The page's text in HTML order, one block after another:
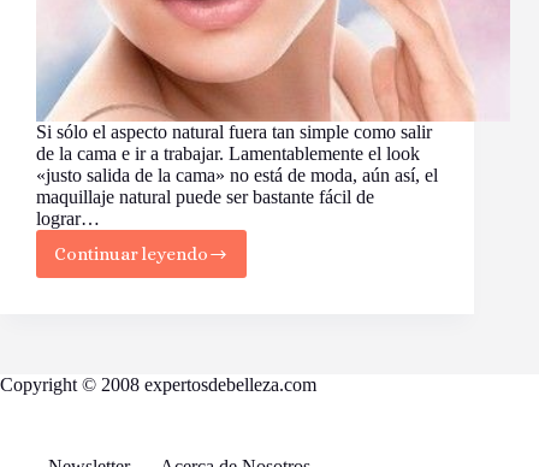
Si sólo el aspecto natural fuera tan simple como salir
de la cama e ir a trabajar. Lamentablemente el look
«justo salida de la cama» no está de moda, aún así, el
maquillaje natural puede ser bastante fácil de
lograr…
Continuar leyendo
Cómo
lograr
Copyright © 2008 expertosdebelleza.com